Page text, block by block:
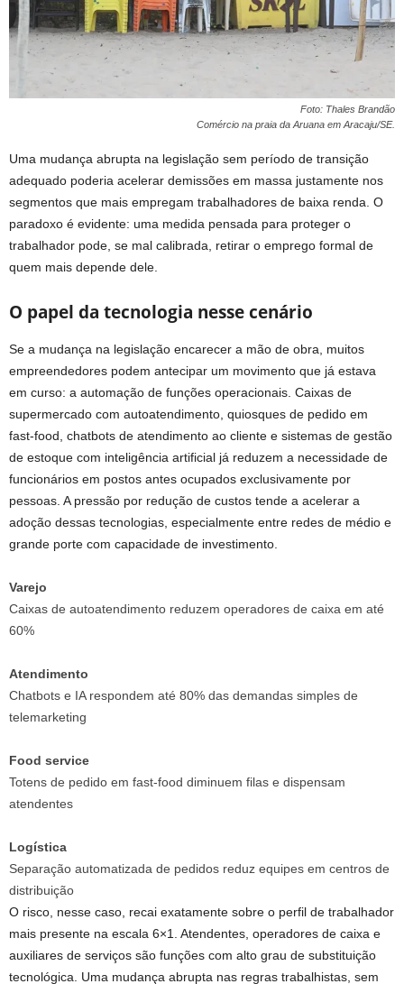
Foto: Thales Brandão
Comércio na praia da Aruana em Aracaju/SE.
Uma mudança abrupta na legislação sem período de transição
adequado poderia acelerar demissões em massa justamente nos
segmentos que mais empregam trabalhadores de baixa renda. O
paradoxo é evidente: uma medida pensada para proteger o
trabalhador pode, se mal calibrada, retirar o emprego formal de
quem mais depende dele.
O papel da tecnologia nesse cenário
Se a mudança na legislação encarecer a mão de obra, muitos
empreendedores podem antecipar um movimento que já estava
em curso: a automação de funções operacionais. Caixas de
supermercado com autoatendimento, quiosques de pedido em
fast-food, chatbots de atendimento ao cliente e sistemas de gestão
de estoque com inteligência artificial já reduzem a necessidade de
funcionários em postos antes ocupados exclusivamente por
pessoas. A pressão por redução de custos tende a acelerar a
adoção dessas tecnologias, especialmente entre redes de médio e
grande porte com capacidade de investimento.
Varejo
Caixas de autoatendimento reduzem operadores de caixa em até
60%
Atendimento
Chatbots e IA respondem até 80% das demandas simples de
telemarketing
Food service
Totens de pedido em fast-food diminuem filas e dispensam
atendentes
Logística
Separação automatizada de pedidos reduz equipes em centros de
distribuição
O risco, nesse caso, recai exatamente sobre o perfil de trabalhador
mais presente na escala 6×1. Atendentes, operadores de caixa e
auxiliares de serviços são funções com alto grau de substituição
tecnológica. Uma mudança abrupta nas regras trabalhistas, sem